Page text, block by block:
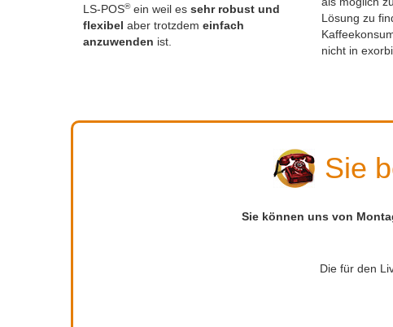
LS-POS®ein weil es sehr robust und
flexibel aber trotzdem einfach
anzuwenden ist.
Lösung zu
nicht in
Sie
Sie können uns von
Die für den